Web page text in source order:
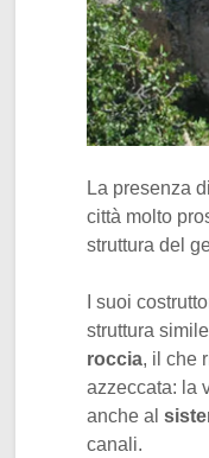
La presenza
città molto
struttura del
I suoi
struttura
roccia, il che
azzeccata: la
anche al
canali.